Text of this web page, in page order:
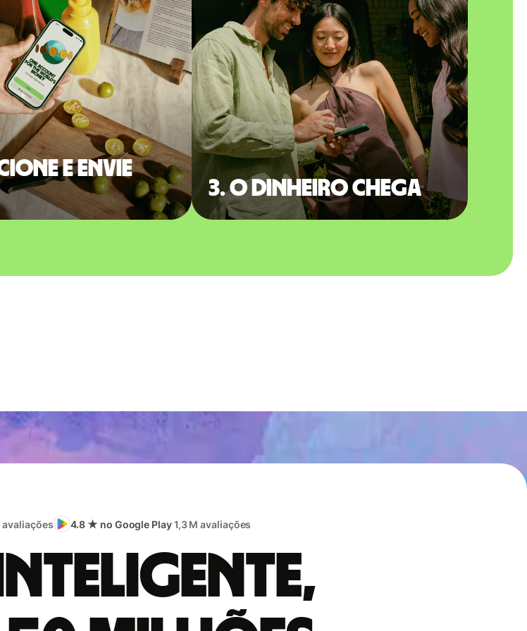
e envie
3. O dinheiro chega
avaliações 4.8 ★ no Google Play1,3 M avaliações
inteligente,